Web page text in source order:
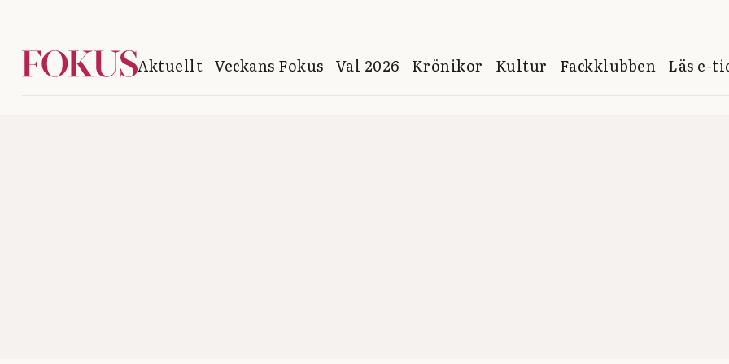
Aktuellt Veckans Fokus Val 2026 Krönikor Kultur Fackklubben Läs e-